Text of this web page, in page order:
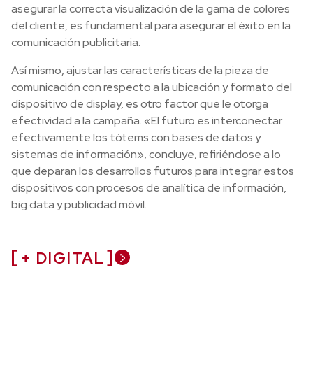
asegurar la correcta visualización de la gama de colores
del cliente, es fundamental para asegurar el éxito en la
comunicación publicitaria.
Así mismo, ajustar las características de la pieza de
comunicación con respecto a la ubicación y formato del
dispositivo de display, es otro factor que le otorga
efectividad a la campaña. «El futuro es interconectar
efectivamente los tótems con bases de datos y
sistemas de información», concluye, refiriéndose a lo
que deparan los desarrollos futuros para integrar estos
dispositivos con procesos de analítica de información,
big data y publicidad móvil.
+ DIGITAL